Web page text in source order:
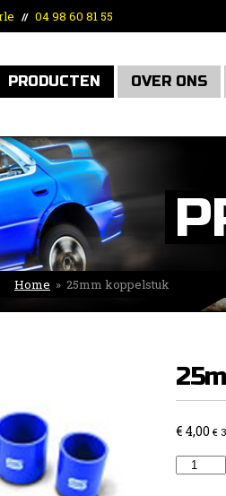
// 04 98 60 81 55
PRODUCTEN OVER ONS
Home » 25mm koppelstuk
€4,00 €
25mm